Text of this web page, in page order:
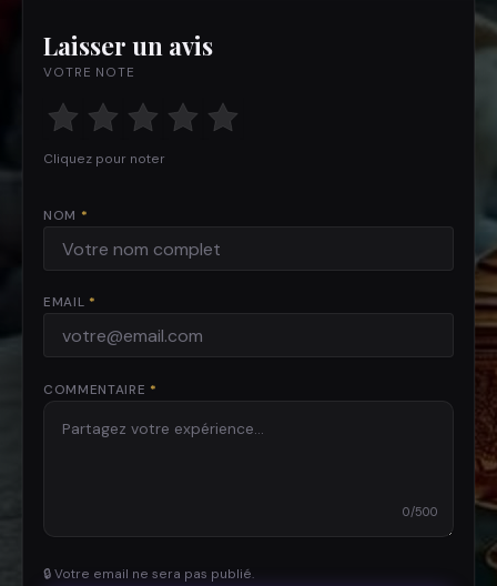
Laisser un avis
VOTRE NOTE
Cliquez pour noter
NOM *
EMAIL *
COMMENTAIRE *
0/500
🔒 Votre email ne sera pas publié.